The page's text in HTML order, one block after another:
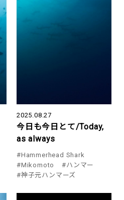
2025.08.27
今日も今日とて/Today,
as always
#Hammerhead Shark
#Mikomoto
#ハンマー
#神子元ハンマーズ